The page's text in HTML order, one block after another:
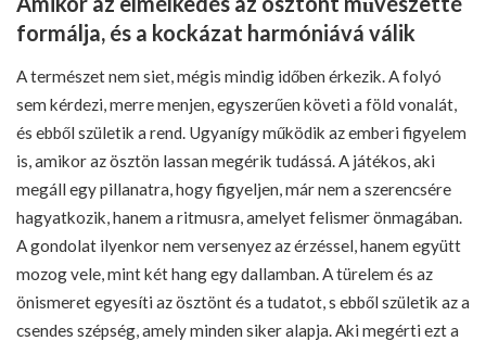
formálja, és a kockázat harmóniává válik
A természet nem siet, mégis mindig időben érkezik. A folyó
sem kérdezi, merre menjen, egyszerűen követi a föld vonalát,
és ebből születik a rend. Ugyanígy működik az emberi figyelem
is, amikor az ösztön lassan megérik tudássá. A játékos, aki
megáll egy pillanatra, hogy figyeljen, már nem a szerencsére
hagyatkozik, hanem a ritmusra, amelyet felismer önmagában.
A gondolat ilyenkor nem versenyez az érzéssel, hanem együtt
mozog vele, mint két hang egy dallamban. A türelem és az
önismeret egyesíti az ösztönt és a tudatot, s ebből születik az a
csendes szépség, amely minden siker alapja. Aki megérti ezt a